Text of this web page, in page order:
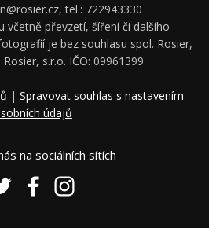
tel.: 722943330
včetně převzetí, šíření či dalšího
je bez souhlasu spol. Rosier,
s.r.o. IČO: 09961399
| Spravovat souhlas s nastavením
údajů
na sociálních sítích